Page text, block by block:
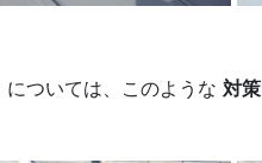
については、このような 対策